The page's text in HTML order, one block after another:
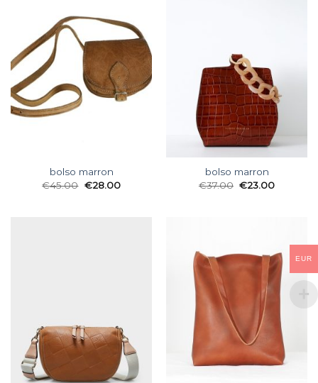
bolso marron
€45.00 €28.00
bolso marron
€37.00 €23.00
EUR